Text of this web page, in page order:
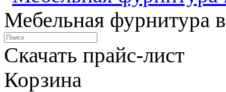
Мебельная фурнитура
Скачать прайс-лист
Корзина